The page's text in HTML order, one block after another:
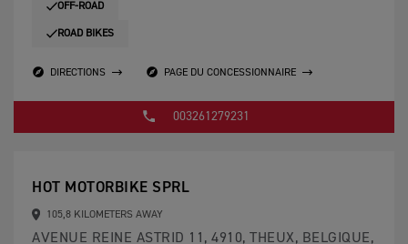
OFF-ROAD
ROAD BIKES
DIRECTIONS PAGE DU CONCESSIONNAIRE
003261279231
HOT MOTORBIKE SPRL
105,8 KILOMETERS AWAY
AVENUE REINE ASTRID 11, 4910, THEUX, BELGIQUE,